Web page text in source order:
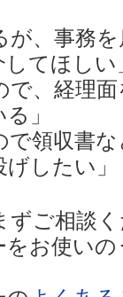
が、事務
してほしい
で、経理
」
で領収書
したい」
ずご相談
お使い